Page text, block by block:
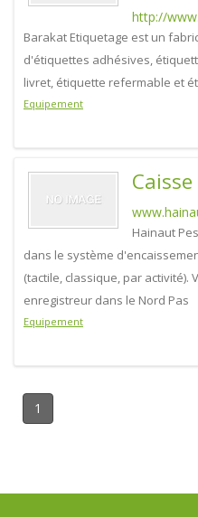
http://
Barakat Etiquetage est un
d'étiquettes adhésives,
livret, étiquette refermable et
Equipement
Hainaut
dans le système
(tactile, classique, par activité).
enregistreur dans le Nord Pas
Equipement
1